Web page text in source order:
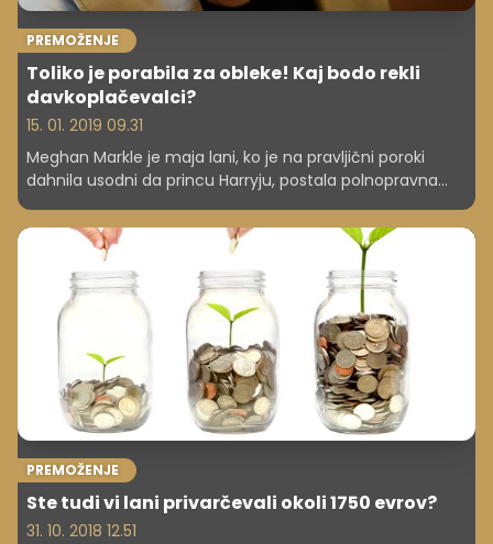
PREMOŽENJE
Toliko je porabila za obleke! Kaj bodo rekli
davkoplačevalci?
15. 01. 2019 09.31
Meghan Markle je maja lani, ko je na pravljični poroki
dahnila usodni da princu Harryju, postala polnopravna
članica kraljeve družine, zato ni čudno, da so bile vse leto
vanjo uprte oči svetovne javnosti. Meghan se je tega
zavedala, zato se je vedno trudila, da je bila videti
popolno.
PREMOŽENJE
Ste tudi vi lani privarčevali okoli 1750 evrov?
31. 10. 2018 12.51